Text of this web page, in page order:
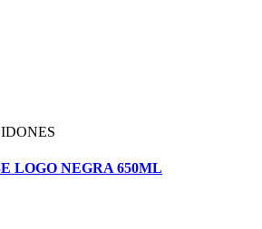
LOGO NEGRA 650ML